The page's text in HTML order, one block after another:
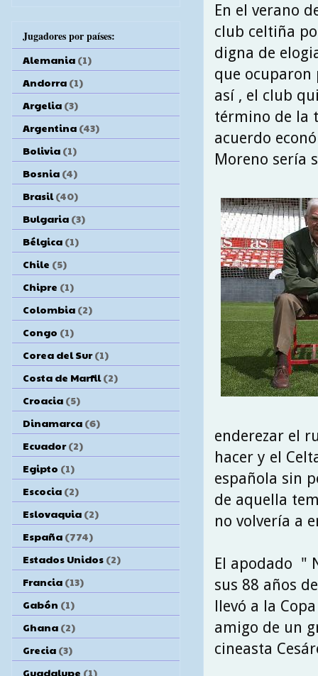
En el verano
club celtiña
digna de
que ocuparon
así , el club
término de la
acuerdo
Moreno sería
enderezar el
hacer y el
española sin
de aquella
no volvería a
El apodado "
sus 88 años
llevó a la
amigo de un
cineasta
Jugadores por países:
Alemania (1)
Andorra (1)
Argelia (3)
Argentina (43)
Bolivia (1)
Bosnia (4)
Brasil (40)
Bulgaria (3)
Bélgica (1)
Chile (5)
Chipre (1)
Colombia (2)
Congo (1)
Corea del Sur (1)
Costa de Marfil (2)
Croacia (5)
Dinamarca (6)
Ecuador (2)
Egipto (1)
Escocia (2)
Eslovaquia (2)
España (774)
Estados Unidos (2)
Francia (13)
Gabón (1)
Ghana (2)
Grecia (3)
Guadalupe (1)